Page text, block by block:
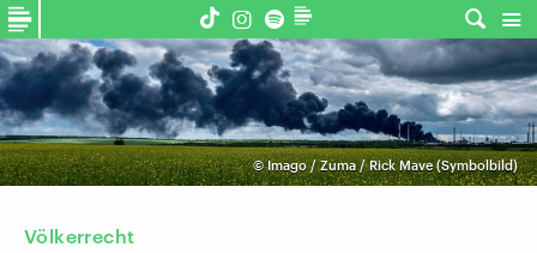
©Imago / Zuma / Rick Mave (Symbolbild)
Völkerrecht